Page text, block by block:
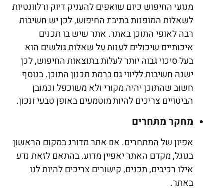
מנועי החיפוש כיום שואפים להעניק דיוק ורלוונטיות
לשאלות המופנות בתיבת החיפוש, לכן יש חשיבות
רבה לאופי התוכן באתר. אתר שיש בו תכנים
איכותיים שיכולים לענות על שאלות גולשים הוא
בעל סיכוי גבוה יותר לעלות בתוצאות החיפוש, לכן
ישנה חשיבות לליווי גם ברמת תכנון התוכן. בנוסף
חשוב שהתוכן יהיה מקורי ולא משוכפל וכמובן
הביטויים צריכים להיות מוטמעים באופן טבעי ונכון.
מחקר מתחרים
אפיון של המתחרים. אם אתר מדורג במקום הראשון
בגוגל, מקדם האתר יאפיין מדוע. בהתאם לזאת נדע
אילו רכיבים, תכנים, קישורים צריכים להיות לנו
באתר.